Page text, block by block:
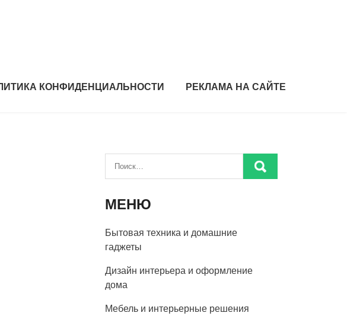
КОНФИДЕНЦИАЛЬНОСТИ РЕКЛАМА НА САЙТЕ
МЕНЮ
Бытовая техника и домашние
гаджеты
Дизайн интерьера и оформление
дома
Мебель и интерьерные решения